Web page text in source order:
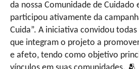
da nossa Comunidade de Cuidado
participou ativamente da
Cuida”. A iniciativa convidou todas
que integram o projeto a
e afeto, tendo como objetivo